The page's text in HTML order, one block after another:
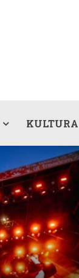
KULTURA